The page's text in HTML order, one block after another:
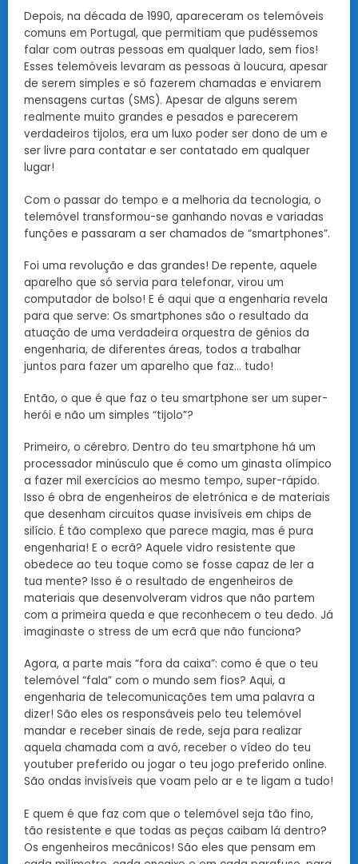
Depois, na década de 1990, apareceram os telemóveis
comuns em Portugal, que permitiam que pudéssemos
falar com outras pessoas em qualquer lado, sem fios!
Esses telemóveis levaram as pessoas à loucura, apesar
de serem simples e só fazerem chamadas e enviarem
mensagens curtas (SMS). Apesar de alguns serem
realmente muito grandes e pesados e parecerem
verdadeiros tijolos, era um luxo poder ser dono de um e
ser livre para contatar e ser contatado em qualquer
lugar!
Com o passar do tempo e a melhoria da tecnologia, o
telemóvel transformou-se ganhando novas e variadas
funções e passaram a ser chamados de “smartphones”.
Foi uma revolução e das grandes! De repente, aquele
aparelho que só servia para telefonar, virou um
computador de bolso! E é aqui que a engenharia revela
para que serve: Os smartphones são o resultado da
atuação de uma verdadeira orquestra de génios da
engenharia, de diferentes áreas, todos a trabalhar
juntos para fazer um aparelho que faz… tudo!
Então, o que é que faz o teu smartphone ser um super-
herói e não um simples “tijolo”?
Primeiro, o cérebro. Dentro do teu smartphone há um
processador minúsculo que é como um ginasta olímpico
a fazer mil exercícios ao mesmo tempo, super-rápido.
Isso é obra de engenheiros de eletrónica e de materiais
que desenham circuitos quase invisíveis em chips de
silício. É tão complexo que parece magia, mas é pura
engenharia! E o ecrã? Aquele vidro resistente que
obedece ao teu toque como se fosse capaz de ler a
tua mente? Isso é o resultado de engenheiros de
materiais que desenvolveram vidros que não partem
com a primeira queda e que reconhecem o teu dedo. Já
imaginaste o stress de um ecrã que não funciona?
Agora, a parte mais “fora da caixa”: como é que o teu
telemóvel “fala” com o mundo sem fios? Aqui, a
engenharia de telecomunicações tem uma palavra a
dizer! São eles os responsáveis pelo teu telemóvel
mandar e receber sinais de rede, seja para realizar
aquela chamada com a avó, receber o vídeo do teu
youtuber preferido ou jogar o teu jogo preferido online.
São ondas invisíveis que voam pelo ar e te ligam a tudo!
E quem é que faz com que o telemóvel seja tão fino,
tão resistente e que todas as peças caibam lá dentro?
Os engenheiros mecânicos! São eles que pensam em